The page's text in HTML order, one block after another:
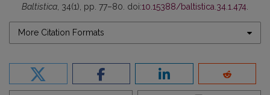
Baltistica , 34(1), pp. 77–80. doi:10.15388/baltistica.34.1.474
More Citation Formats